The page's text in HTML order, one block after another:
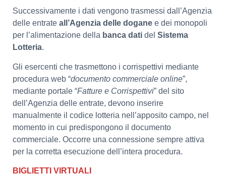
Successivamente i dati vengono trasmessi dall’Agenzia
delle entrate all’Agenzia delle dogane e dei monopoli
per l’alimentazione della banca dati del Sistema
Lotteria.
Gli esercenti che trasmettono i corrispettivi mediante
procedura web “documento commerciale online”,
mediante portale “Fatture e Corrispettivi” del sito
dell’Agenzia delle entrate, devono inserire
manualmente il codice lotteria nell’apposito campo, nel
momento in cui predispongono il documento
commerciale. Occorre una connessione sempre attiva
per la corretta esecuzione dell’intera procedura.
BIGLIETTI VIRTUALI